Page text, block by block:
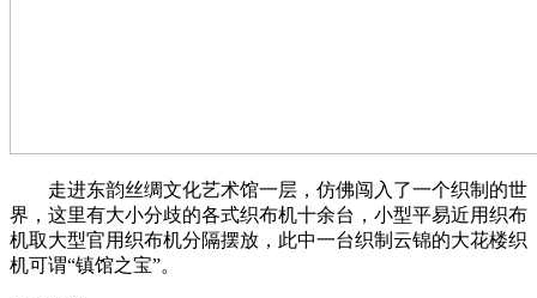
走进东韵丝绸文化艺术馆一层，仿佛闯入了一个织制的世
界，这里有大小分歧的各式织布机十余台，小型平易近用织布
机取大型官用织布机分隔摆放，此中一台织制云锦的大花楼织
机可谓“镇馆之宝”。